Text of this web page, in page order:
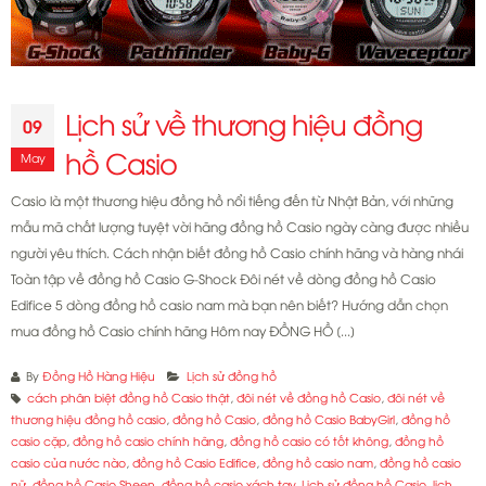
09
May
Lịch sử về thương hiệu đồng
hồ Casio
Casio là một thương hiệu đồng hồ nổi tiếng đến từ Nhật Bản, với những
mẫu mã chất lượng tuyệt vời hãng đồng hồ Casio ngày càng được nhiều
người yêu thích. Cách nhận biết đồng hồ Casio chính hãng và hàng nhái
Toàn tập về đồng hồ Casio G-Shock Đôi nét về dòng đồng hồ Casio
Edifice 5 dòng đồng hồ casio nam mà bạn nên biết? Hướng dẫn chọn
mua đồng hồ Casio chính hãng Hôm nay ĐỒNG HỒ [...]
By Đồng Hồ Hàng Hiệu
Lịch sử đồng hồ
cách phân biệt đồng hồ Casio thật, đôi nét về đồng hồ Casio, đôi nét về
thương hiệu đồng hồ casio, đồng hồ Casio, đồng hồ Casio BabyGirl, đồng hồ
casio cặp, đồng hồ casio chính hãng, đồng hồ casio có tốt không, đồng hồ
casio của nước nào, đồng hồ Casio Edifice, đồng hồ casio nam, đồng hồ casio